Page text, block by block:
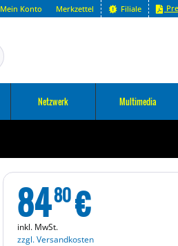
Mein Konto Merkzettel Filiale
Netzwerk Multimedia
8480€
inkl. MwSt.
zzgl. Versandkosten